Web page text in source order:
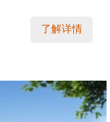
了解详情